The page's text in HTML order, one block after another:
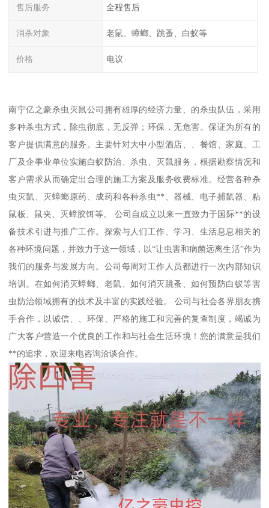
售后服务 全程售后
消杀对象 老鼠、蟑螂、跳蚤、白蚁等
价格 电议
南宁亿之豪杀虫灭鼠公司拥有雄厚的经济力量、的杀虫队伍，采用
多种杀虫方式，除虫彻底，无反弹；环保，无危害。保证为所有的
客户提供满意的服务。主要针对大中小型酒店、、餐馆、家庭、工
厂及企事业单位实施白蚁防治、杀虫、灭鼠服务，根据勘察情况和
客户需求从而确定出合理的施工方案及服务收费标准。经营各种杀
虫灭鼠、灭蟑螂原药、成药和各种杀虫**、器械、电子捕鼠器、粘
鼠板、鼠夹、灭蟑胶饵等。 公司自成立以来一直致力于国际**的设
备技术引进与推广工作。探索与人们工作、学习、生活息息相关的
各种环境问题，并致力于这一领域，以“让虫害和病菌远离生活”作为
我们的服务与发展方向。公司每周对工作人员都进行一次内部知识
培训。在如何消灭蟑螂、老鼠、如何消灭跳蚤、如何预防白蚁等害
虫防治领域拥有的技术及丰富的实践经验。 公司与社会各界朋友携
手合作，以诚信、、环保、严格的施工和完善的复查制度，竭诚为
广大客户营造一个优良的工作和与社会生活环境！您的满意是我们
**的追求，欢迎来电咨询洽谈合作。